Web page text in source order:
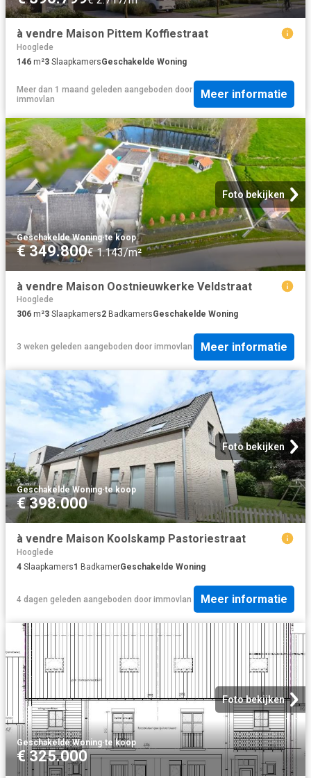
à vendre Maison Pittem Koffiestraat
Hooglede
146 m²3 SlaapkamersGeschakelde Woning
Meer dan 1 maand geleden aangeboden door
immovlan
Meer informatie
Foto bekijken
Geschakelde Woning·te koop
€ 349.800€ 1.143/m²
à vendre Maison Oostnieuwkerke Veldstraat
Hooglede
306 m²3 Slaapkamers2 BadkamersGeschakelde Woning
3 weken geleden aangeboden door immovlan Meer informatie
Foto bekijken
Geschakelde Woning·te koop
€ 398.000
à vendre Maison Koolskamp Pastoriestraat
Hooglede
4 Slaapkamers1 BadkamerGeschakelde Woning
4 dagen geleden aangeboden door immovlan Meer informatie
Foto bekijken
Geschakelde Woning·te koop
€ 325.000